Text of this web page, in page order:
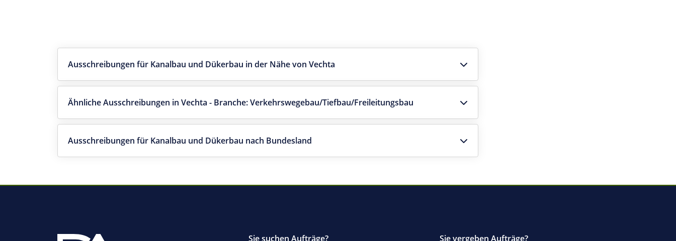
Ausschreibungen für Kanalbau und Dükerbau in der Nähe von Vechta
Ähnliche Ausschreibungen in Vechta - Branche: Verkehrswegebau/Tiefbau/Freileitungsbau
Ausschreibungen für Kanalbau und Dükerbau nach Bundesland
Sie suchen Aufträge? Sie vergeben Aufträge?